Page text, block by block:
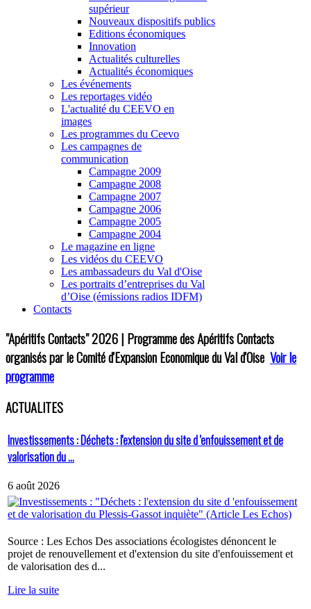
supérieur
Nouveaux dispositifs publics
Editions économiques
Innovation
Actualités culturelles
Actualités économiques
Les événements
Les reportages vidéo
L'actualité du CEEVO en
images
Les programmes du Ceevo
Les campagnes de
communication
Campagne 2009
Campagne 2008
Campagne 2007
Campagne 2006
Campagne 2005
Campagne 2004
Le magazine en ligne
Les vidéos du CEEVO
Les ambassadeurs du Val d'Oise
Les portraits d’entreprises du Val
d’Oise (émissions radios IDFM)
Contacts
"Apéritifs Contacts"2026 | Programme des Apéritifs Contacts
organisés par le Comité d'Expansion Economique du Val d'Oise Voir le
programme
ACTUALITES
Investissements : Déchets : l'extension du site d 'enfouissement et de
valorisation du ...
6 août 2026
Source : Les Echos Des associations écologistes dénoncent le
projet de renouvellement et d'extension du site d'enfouissement et
de valorisation des d...
Lire la suite